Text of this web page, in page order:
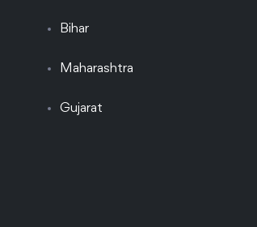
Bihar
Maharashtra
Gujarat